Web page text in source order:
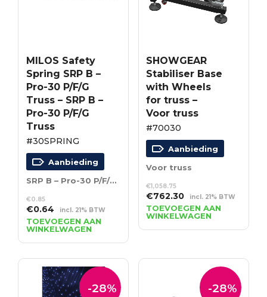
MILOS Safety
Spring SRP B –
Pro-30 P/F/G
Truss – SRP B –
Pro-30 P/F/G
Truss
#30SPRING
Aanbieding
SRP B – Pro-30 P/F/G Truss
€0.85
Oorspronkelijke
prijs
was:
€0.85.
€0.64Huidige
prijs
is:
€0.64.
incl. 21% BTW
TOEVOEGEN AAN
WINKELWAGEN
SHOWGEAR
Stabiliser Base
with Wheels
for truss –
Voor truss
#70030
Aanbieding
Voor truss
€1,058.75
Oorspronkelijke
prijs
was:
€1,058.75.
€762.30Huidige
prijs
is:
€762.30.
incl. 21% BTW
TOEVOEGEN AAN
WINKELWAGEN
-28% -28%